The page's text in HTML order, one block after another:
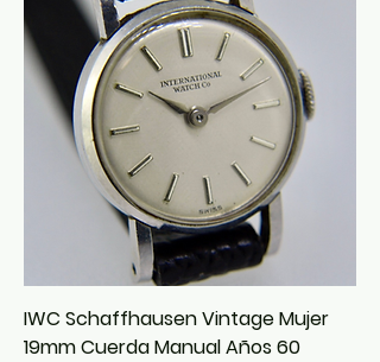
IWC Schaffhausen Vintage Mujer
19mm Cuerda Manual Años 60